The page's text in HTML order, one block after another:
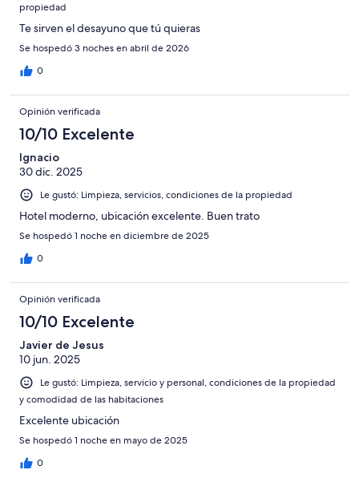
propiedad
Te sirven el desayuno que tú quieras
Se hospedó 3 noches en abril de 2026
0
Opinión verificada
10/10 Excelente
Ignacio
30 dic. 2025
Le gustó: Limpieza, servicios, condiciones de la propiedad
Hotel moderno, ubicación excelente. Buen trato
Se hospedó 1 noche en diciembre de 2025
0
Opinión verificada
10/10 Excelente
Javier de Jesus
10 jun. 2025
Le gustó: Limpieza, servicio y personal, condiciones de la propiedad
y comodidad de las habitaciones
Excelente ubicación
Se hospedó 1 noche en mayo de 2025
0